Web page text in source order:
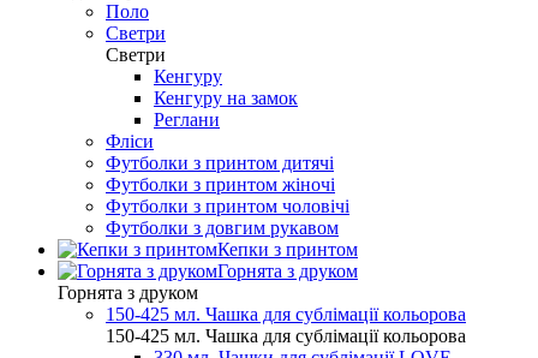
Поло
Светри
Светри
Кенгуру
Кенгуру на замок
Реглани
Фліси
Футболки з принтом дитячі
Футболки з принтом жіночі
Футболки з принтом чоловічі
Футболки з довгим рукавом
Кепки з принтом
Горнята з друком
Горнята з друком
150-425 мл. Чашка для сублімації кольорова
150-425 мл. Чашка для сублімації кольорова